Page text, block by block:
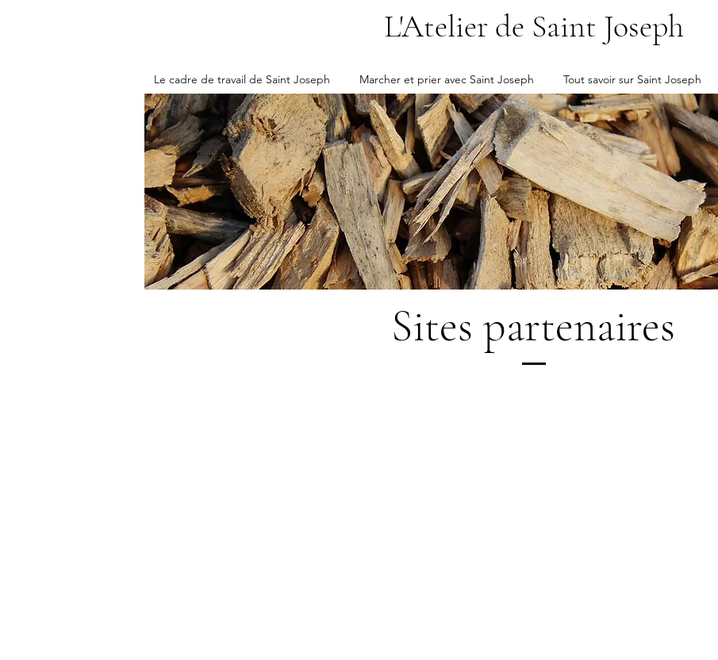
Le cadre de travail de Saint Joseph Marcher et prier avec Saint Joseph Tout savoir sur Saint Joseph
L'Atelier de Saint Joseph
Sites partenaires